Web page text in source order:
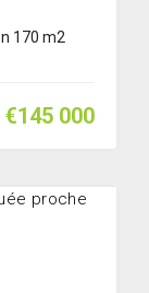
170 m2
€145 000